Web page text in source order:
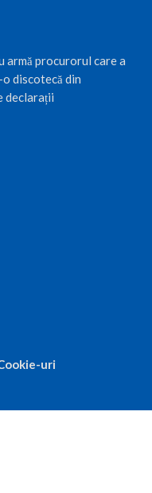
armă procurorul care a
discotecă din
declarații
uri